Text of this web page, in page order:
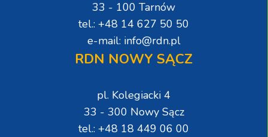
33 - 100 Tarnów
tel.: +48 14 627 50 50
e-mail: info@rdn.pl
RDN NOWY SĄCZ
pl. Kolegiacki 4
33 - 300 Nowy Sącz
tel.: +48 18 449 06 00